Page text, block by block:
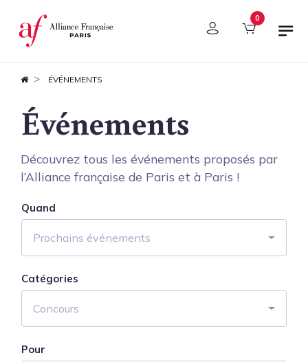
Panneau de gestion des cookies 0
ÉVÉNEMENTS
Événements
Découvrez tous les événements proposés par
l’Alliance française de Paris et à Paris !
Quand
Prochains événements
Catégories
Concours
Pour